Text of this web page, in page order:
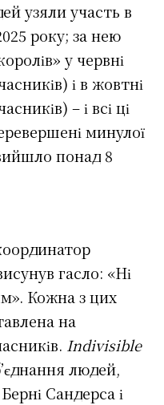
узяли участь в
року; за нею
у червні
і в жовтні
– і всі ці
минулої
понад 8
гасло: «Ні
Кожна з цих
на
Indivisible
людей,
Сандерса і